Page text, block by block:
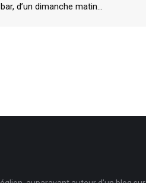
d’un dimanche matin…